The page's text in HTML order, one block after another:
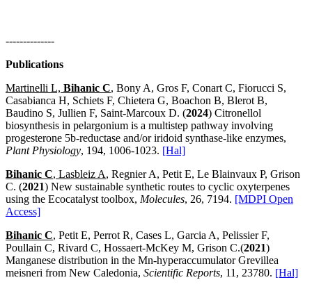
--------------
Publications
Martinelli L, Bihanic C, Bony A, Gros F, Conart C, Fiorucci S,
Casabianca H, Schiets F, Chietera G, Boachon B, Blerot B,
Baudino S, Jullien F, Saint-Marcoux D. (2024) Citronellol
biosynthesis in pelargonium is a multistep pathway involving
progesterone 5b‑reductase and/or iridoid synthase-like enzymes,
Plant Physiology, 194, 1006-1023. [Hal]
Bihanic C, Lasbleiz A, Regnier A, Petit E, Le Blainvaux P, Grison
C. (2021) New sustainable synthetic routes to cyclic oxyterpenes
using the Ecocatalyst toolbox, Molecules, 26, 7194. [MDPI Open
Access]
Bihanic C, Petit E, Perrot R, Cases L, Garcia A, Pelissier F,
Poullain C, Rivard C, Hossaert-McKey M, Grison C.(2021)
Manganese distribution in the Mn-hyperaccumulator Grevillea
meisneri from New Caledonia, Scientific Reports, 11, 23780. [Hal]